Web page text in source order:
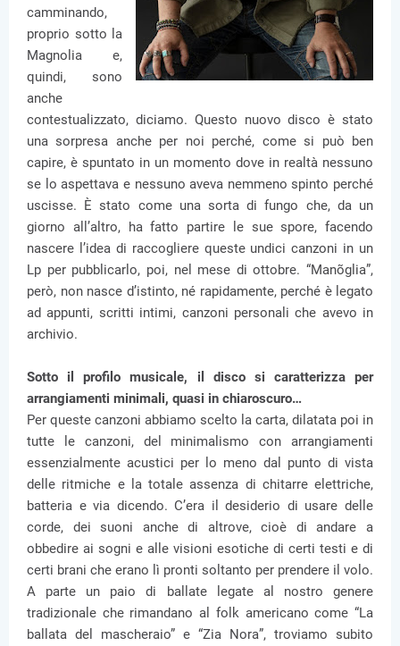
camminando,
proprio sotto la
Magnolia e,
quindi, sono
anche
contestualizzato, diciamo. Questo nuovo disco è stato
una sorpresa anche per noi perché, come si può ben
capire, è spuntato in un momento dove in realtà nessuno
se lo aspettava e nessuno aveva nemmeno spinto perché
uscisse. È stato come una sorta di fungo che, da un
giorno all’altro, ha fatto partire le sue spore, facendo
nascere l’idea di raccogliere queste undici canzoni in un
Lp per pubblicarlo, poi, nel mese di ottobre. “Manõglia”,
però, non nasce d’istinto, né rapidamente, perché è legato
ad appunti, scritti intimi, canzoni personali che avevo in
archivio.
Sotto il profilo musicale, il disco si caratterizza per
arrangiamenti minimali, quasi in chiaroscuro…
Per queste canzoni abbiamo scelto la carta, dilatata poi in
tutte le canzoni, del minimalismo con arrangiamenti
essenzialmente acustici per lo meno dal punto di vista
delle ritmiche e la totale assenza di chitarre elettriche,
batteria e via dicendo. C’era il desiderio di usare delle
corde, dei suoni anche di altrove, cioè di andare a
obbedire ai sogni e alle visioni esotiche di certi testi e di
certi brani che erano lì pronti soltanto per prendere il volo.
A parte un paio di ballate legate al nostro genere
tradizionale che rimandano al folk americano come “La
ballata del mascheraio” e “Zia Nora”, troviamo subito